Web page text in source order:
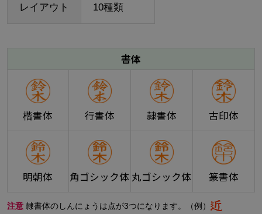
レイアウト 10種類
書体
楷書体 行書体 隷書体 古印体
明朝体 角ゴシック体 丸ゴシック体 篆書体
注意隷書体のしんにょうは点が3つになります。（例）